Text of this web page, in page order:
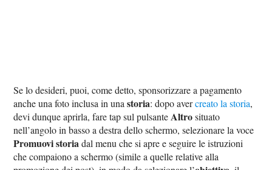
Se lo desideri, puoi, come detto, sponsorizzare a pagamento
anche una foto inclusa in unastoria: dopo avercreato la storia,
devi dunque aprirla, fare tap sul pulsante Altrosituato
nell’angolo in basso a destra dello schermo, selezionare la voce
Promuovi storiadal menu che si apre e seguire le istruzioni
che compaiono a schermo (simile a quelle relative alla